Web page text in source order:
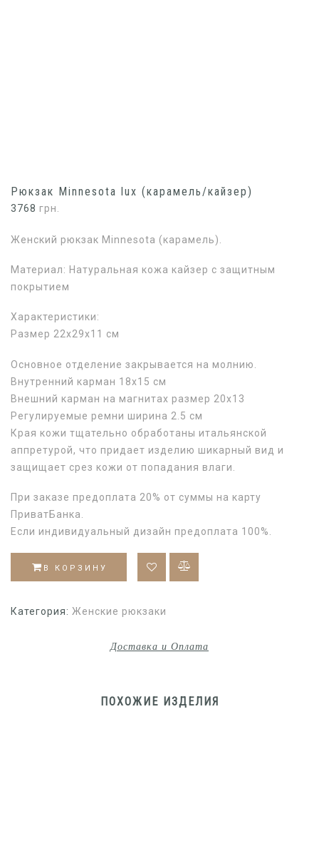
Рюкзак Minnesota lux (карамель/кайзер)
3768 грн.
Женский рюкзак Minnesota (карамель).
Материал: Натуральная кожа кайзер с защитным
покрытием
Характеристики:
Размер 22х29х11 см
Основное отделение закрывается на молнию.
Внутренний карман 18х15 см
Внешний карман на магнитах размер 20х13
Регулируемые ремни ширина 2.5 см
Края кожи тщательно обработаны итальянской
аппретурой, что придает изделию шикарный вид и
защищает срез кожи от попадания влаги.
При заказе предоплата 20% от суммы на карту
ПриватБанка.
Если индивидуальный дизайн предоплата 100%.
В КОРЗИНУ
Категория: Женские рюкзаки
Доставка и Оплата
ПОХОЖИЕ ИЗДЕЛИЯ